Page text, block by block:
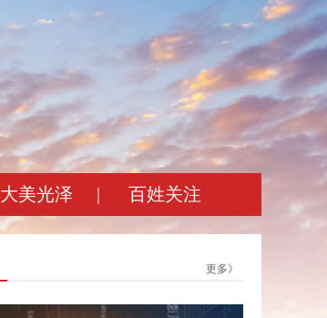
大美光泽 | 百姓关注
更多》